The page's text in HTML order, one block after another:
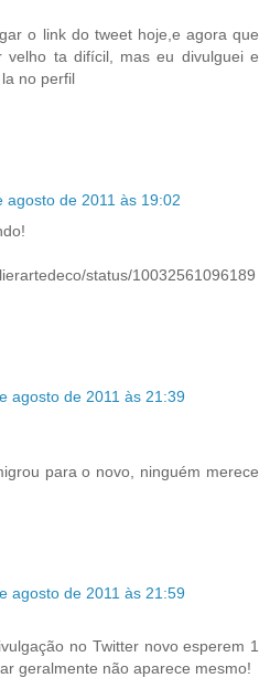
o link do tweet hoje,e agora que
velho ta difícil, mas eu divulguei e
no perfil
agosto de 2011 às 19:02
status/10032561096189
agosto de 2011 às 21:39
para o novo, ninguém merece
agosto de 2011 às 21:59
no Twitter novo esperem 1
geralmente não aparece mesmo!